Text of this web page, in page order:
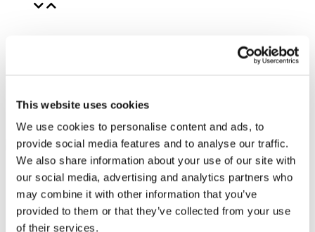
This website uses cookies
We use cookies to personalise content and ads, to
provide social media features and to analyse our traffic.
We also share information about your use of our site with
our social media, advertising and analytics partners who
may combine it with other information that you’ve
provided to them or that they’ve collected from your use
of their services.